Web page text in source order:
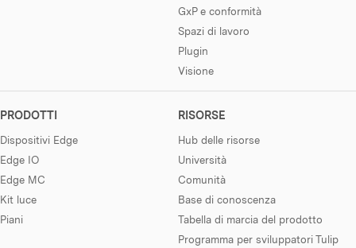
GxP e conformità
Spazi di lavoro
Plugin
Visione
PRODOTTI
Dispositivi Edge
Edge IO
Edge MC
Kit luce
Piani
RISORSE
Hub delle risorse
Università
Comunità
Base di conoscenza
Tabella di marcia del prodotto
Programma per sviluppatori Tulip